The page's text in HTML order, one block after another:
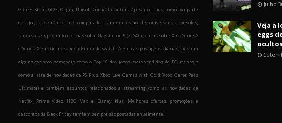
Games Store, GOG, Origin, Ubisoft Connect e outras. Apesar de tudo, como boa parte
dos jogos eletrônicos de computador também estão disponíveis nos consoles,
também sempre terão notícias sobre Playstation 5 (e PS4), notícias sobre Xbox Series S
e Series X e notícias sobre a Nintendo Switch. Além das postagens diárias, existem
alguns eventos semanais como o Top 10 dos jogos mais vendidos de PC, mensais
como a lista de novidades da PS Plus, Xbox Live Games with Gold (Xbox Game Pass
Ultimate) e também assuntos relacionados a streaming como as novidades da
Netflix, Prime Video, HBO Max e Disney Plus. Melhores ofertas, promoções e
descontos da Black Friday também sempre são postadas anualmente!
Julho
Veja a
eggs